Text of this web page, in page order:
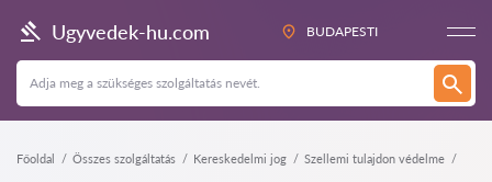
Ugyvedek-hu.com BUDAPESTI
Főoldal Összes szolgáltatás Kereskedelmi jog Szellemi tulajdon védelme